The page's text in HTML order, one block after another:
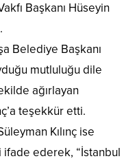
Başkanı Hüseyin
Belediye Başkanı
mutluluğu dile
ağırlayan
teşekkür etti.
Kılınç ise
ederek, “İstanbul